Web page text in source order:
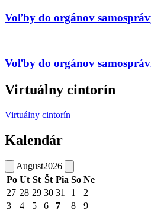
Voľby do orgánov
Voľby do orgánov
Virtuálny cintorín
Virtuálny cintorín
Kalendár
August2026
Po Ut St Št Pia So Ne
27 28 29 30 31 1
2
3
4 5 6 7 8
9